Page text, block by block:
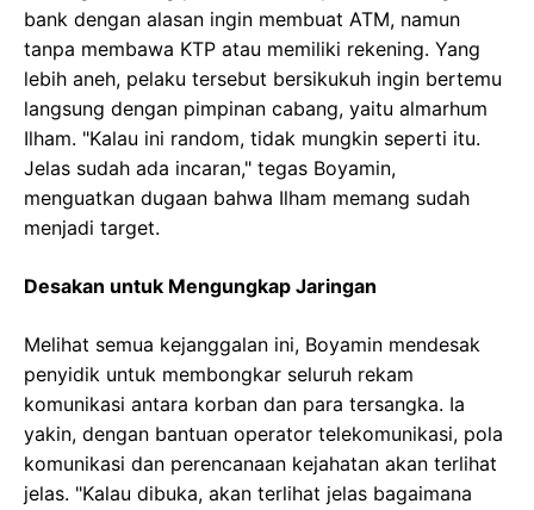
bank dengan alasan ingin membuat ATM, namun
tanpa membawa KTP atau memiliki rekening. Yang
lebih aneh, pelaku tersebut bersikukuh ingin bertemu
langsung dengan pimpinan cabang, yaitu almarhum
Ilham. "Kalau ini random, tidak mungkin seperti itu.
Jelas sudah ada incaran," tegas Boyamin,
menguatkan dugaan bahwa Ilham memang sudah
menjadi target.
Desakan untuk Mengungkap Jaringan
Melihat semua kejanggalan ini, Boyamin mendesak
penyidik untuk membongkar seluruh rekam
komunikasi antara korban dan para tersangka. Ia
yakin, dengan bantuan operator telekomunikasi, pola
komunikasi dan perencanaan kejahatan akan terlihat
jelas. "Kalau dibuka, akan terlihat jelas bagaimana